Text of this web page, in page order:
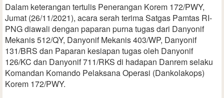
Dalam keterangan tertulis Penerangan Korem 172/PWY,
Jumat (26/11/2021), acara serah terima Satgas Pamtas RI-
PNG diawali dengan paparan purna tugas dari Danyonif
Mekanis 512/QY, Danyonif Mekanis 403/WP, Danyonif
131/BRS dan Paparan kesiapan tugas oleh Danyonif
126/KC dan Danyonif 711/RKS di hadapan Danrem selaku
Komandan Komando Pelaksana Operasi (Dankolakops)
Korem 172/PWY.